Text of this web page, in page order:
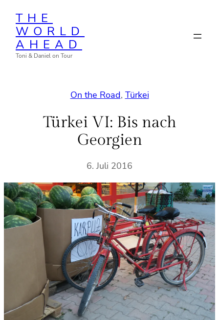
Inhalt
springen
THE
WORLD
AHEAD
Toni & Daniel on Tour
On the Road, Türkei
Türkei VI: Bis nach
Georgien
6. Juli 2016